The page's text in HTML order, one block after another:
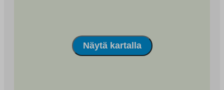
Näytä kartalla